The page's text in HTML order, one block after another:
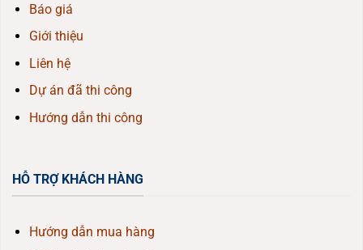
Báo giá
Giới thiệu
Liên hệ
Dự án đã thi công
Hướng dẫn thi công
HỖ TRỢ KHÁCH HÀNG
Hướng dẫn mua hàng